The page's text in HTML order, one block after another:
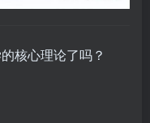
核心理论了吗？